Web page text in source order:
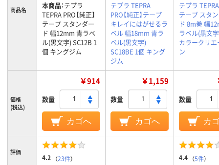
商品名 本商品：テプラ
TEPRA PRO【純正】
テープ スタンダー
ド 幅12mm 青ラベ
ル(黒文字) SC12B 1
個 キングジム
テプラ TEPRA
PRO【純正】テープ
キレイにはがせるラ
ベル 幅18mm 青ラ
ベル(黒文字)
SC18BE 1個 キング
ジム
テプラ
テープ スタ
ド 8m巻 幅
ラベル(黒文
カラークリ
ン
価格
(税込)
￥914
数量
カゴへ
￥1,159
数量
カゴへ
数量
カ
評価
4.2 （23件） 4.4 （5件）